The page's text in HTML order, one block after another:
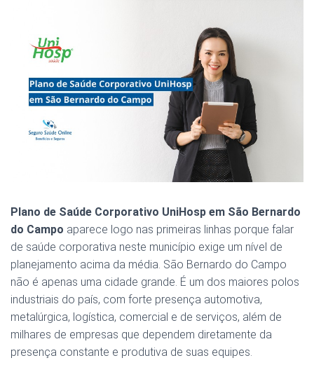
Plano de Saúde Corporativo UniHosp em São Bernardo
do Campo aparece logo nas primeiras linhas porque falar
de saúde corporativa neste município exige um nível de
planejamento acima da média. São Bernardo do Campo
não é apenas uma cidade grande. É um dos maiores polos
industriais do país, com forte presença automotiva,
metalúrgica, logística, comercial e de serviços, além de
milhares de empresas que dependem diretamente da
presença constante e produtiva de suas equipes.